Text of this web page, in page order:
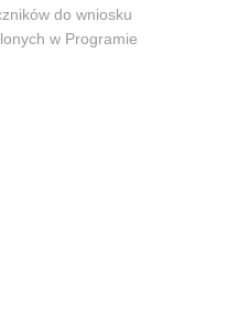
do wniosku
w Programie